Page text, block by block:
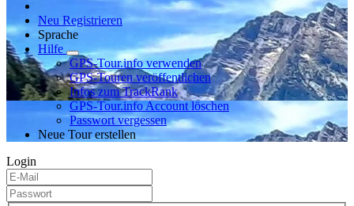
Neu Registrieren
Sprache
Hilfe
GPS-Tour.info verwenden
GPS-Touren veröffentlichen
Infos zum TrackRank
GPS-Tour.info Account löschen
Passwort vergessen
Neue Tour erstellen
Login